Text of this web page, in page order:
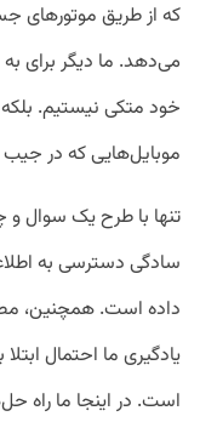
که از طریق موتورهای
می‌دهد. ما دیگر برای
خود متکی نیستیم.
موبایل‌هایی که در جیب
تنها با طرح یک سوال و
سادگی دسترسی به
داده است. همچنین،
یادگیری ما احتمال
است. در اینجا ما راه